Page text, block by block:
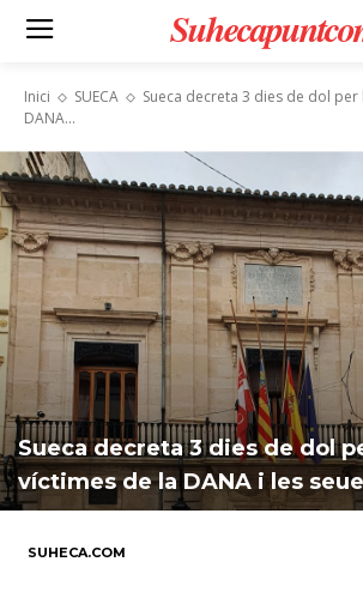
Inici SUECA
Sueca decreta 3 dies de dol per
DANA...
Sueca decreta 3 dies de dol
víctimes de la DANA i les
SUHECA.COM